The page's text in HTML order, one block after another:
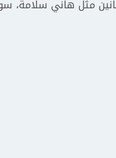
مثل هاني سلامة،